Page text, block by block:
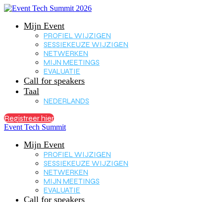
Mijn Event
PROFIEL WIJZIGEN
SESSIEKEUZE WIJZIGEN
NETWERKEN
MIJN MEETINGS
EVALUATIE
Call for speakers
Taal
NEDERLANDS
Registreer hier
Event Tech Summit
Mijn Event
PROFIEL WIJZIGEN
SESSIEKEUZE WIJZIGEN
NETWERKEN
MIJN MEETINGS
EVALUATIE
Call for speakers